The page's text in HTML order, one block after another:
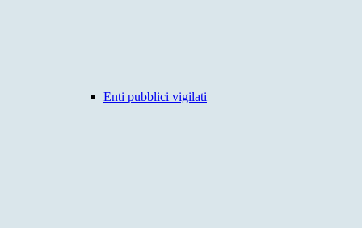
Enti pubblici vigilati